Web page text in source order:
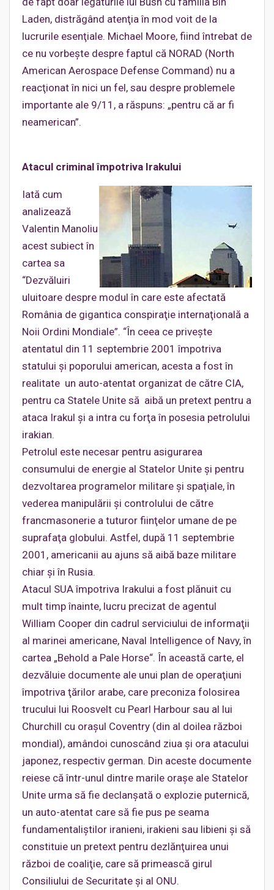
Laden, distrăgând atenţia în mod voit de la
lucrurile esenţiale. Michael Moore, fiind întrebat de
ce nu vorbeşte despre faptul că NORAD (North
American Aerospace Defense Command) nu a
reacţionat în nici un fel, sau despre problemele
importante ale 9/11, a răspuns: „pentru că ar fi
neamerican”.
Atacul criminal împotriva Irakului
Iată cum
analizează
Valentin Manoliu
acest subiect în
cartea sa
“Dezvăluiri
uluitoare despre modul în care este afectată
România de gigantica conspiraţie internaţională a
Noii Ordini Mondiale”. “În ceea ce priveşte
atentatul din 11 septembrie 2001 împotriva
statului şi poporului american, acesta a fost în
realitate un auto-atentat organizat de către CIA,
pentru ca Statele Unite să aibă un pretext pentru a
ataca Irakul şi a intra cu forţa în posesia petrolului
irakian.
Petrolul este necesar pentru asigurarea
consumului de energie al Statelor Unite şi pentru
dezvoltarea programelor militare şi spaţiale, în
vederea manipulării şi controlului de către
francmasonerie a tuturor fiinţelor umane de pe
suprafaţa globului. Astfel, după 11 septembrie
2001, americanii au ajuns să aibă baze militare
chiar şi în Rusia.
Atacul SUA împotriva Irakului a fost plănuit cu
mult timp înainte, lucru precizat de agentul
William Cooper din cadrul serviciului de informaţii
al marinei americane, Naval Intelligence of Navy, în
cartea „Behold a Pale Horse“. În această carte, el
dezvăluie documente ale unui plan de operaţiuni
împotriva ţărilor arabe, care preconiza folosirea
trucului lui Roosvelt cu Pearl Harbour sau al lui
Churchill cu oraşul Coventry (din al doilea război
mondial), amândoi cunoscând ziua şi ora atacului
japonez, respectiv german. Din aceste documente
reiese că într-unul dintre marile oraşe ale Statelor
Unite urma să fie declanşată o explozie puternică,
un auto-atentat care să fie pus pe seama
fundamentaliştilor iranieni, irakieni sau libieni şi să
constituie un pretext pentru dezlănţuirea unui
război de coaliţie, care să primească girul
Consiliului de Securitate şi al ONU.